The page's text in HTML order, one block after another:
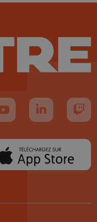
sur TikTok
Suivez-nous sur YouTube
Suivez-nous